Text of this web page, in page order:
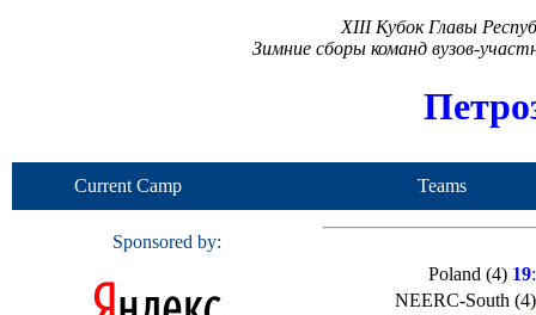
XIII Кубок Главы
Зимние сборы команд вузов-
Current Camp Teams
Sponsored by:
Poland (4) 19
NEERC-South